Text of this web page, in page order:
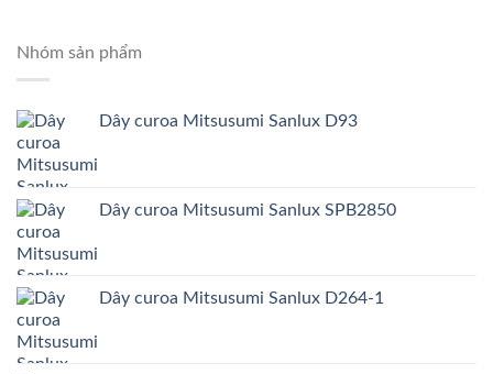
Nhóm sản phẩm
Dây curoa Mitsusumi Sanlux D93
Dây curoa Mitsusumi Sanlux SPB2850
Dây curoa Mitsusumi Sanlux D264-1